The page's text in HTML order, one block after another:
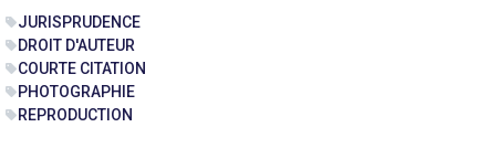
sellJURISPRUDENCE
sellDROIT D'AUTEUR
sellCOURTE CITATION
sellPHOTOGRAPHIE
sellREPRODUCTION